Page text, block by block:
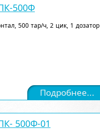
500Ф
500 тар/ч, 2 цик, 1 дозатор
Подробнее...
500Ф-01